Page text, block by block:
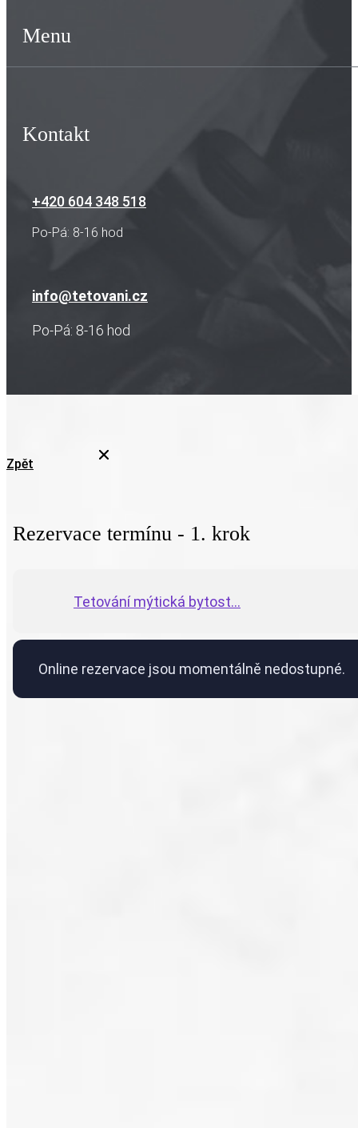
Menu
Kontakt
+420 604 348 518
Po-Pá: 8-16 hod
info@tetovani.cz
Po-Pá: 8-16 hod
Zpět
Rezervace termínu - 1. krok
Tetování mýtická bytost...
Online rezervace jsou momentálně nedostupné.